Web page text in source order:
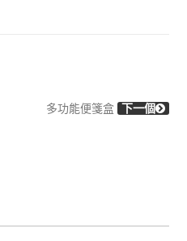
多功能便箋盒 下一個